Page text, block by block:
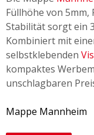
Füllhöhe von 5mm,
Stabilität sorgt ein
Kombiniert mit
selbstklebenden
kompaktes
unschlagbaren
Mappe Mannheim